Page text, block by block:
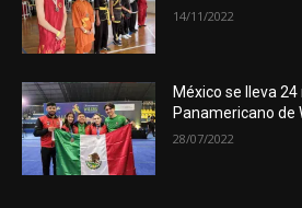
14/11/2022
México se lleva
Panamericano de
28/07/2022